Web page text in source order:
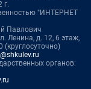
г.
"ИНТЕРНЕТ
Павлович
Ленина, д. 12, 6 этаж,
(круглосуточно)
органов: